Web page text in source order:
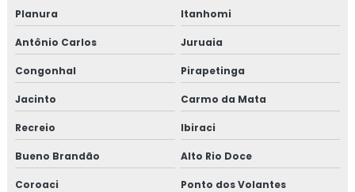
Planura Itanhomi
Antônio Carlos Juruaia
Congonhal Pirapetinga
Jacinto Carmo da Mata
Recreio Ibiraci
Bueno Brandão Alto Rio Doce
Coroaci Ponto dos Volantes